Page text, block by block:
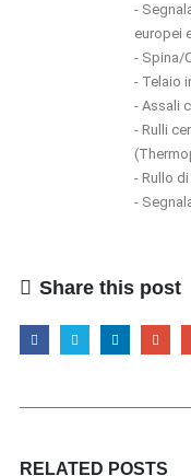
-
europei
- Spina/
- Telaio
- Assali
- Rulli
- Rullo
-
Share this post
RELATED POSTS